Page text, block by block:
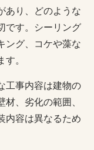
あり、どのような
です。シーリング
ング、コケや藻な
。
工事内容は建物の
、劣化の範囲、
内容は異なるため